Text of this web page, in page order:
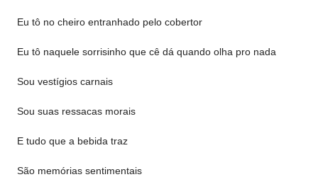
Eu tô no cheiro entranhado pelo cobertor
Eu tô naquele sorrisinho que cê dá quando olha pro nada
Sou vestígios carnais
Sou suas ressacas morais
E tudo que a bebida traz
São memórias sentimentais